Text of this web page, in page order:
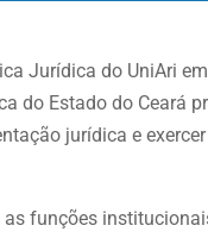
Jurídica do UniAri
do Estado do Ceará
jurídica e
funções